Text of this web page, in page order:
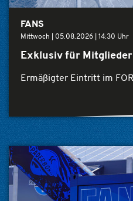
FANS
Mittwoch | 05.08.2026 | 14:30 Uhr
Exklusiv für Mitglieder
Ermäßigter Eintritt im